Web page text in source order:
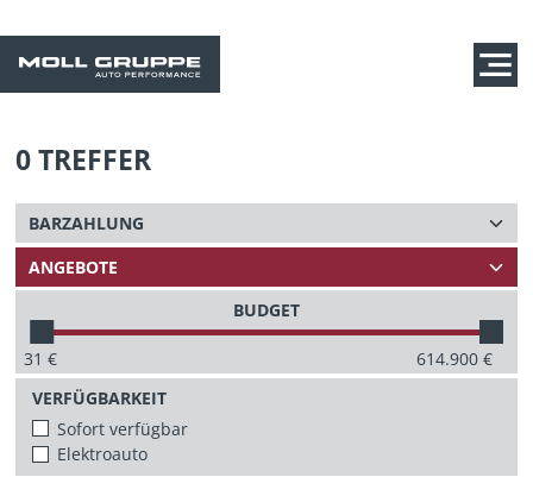
0TREFFER
BUDGET
31 € 614.900€
VERFÜGBARKEIT
Sofort verfügbar
Elektroauto